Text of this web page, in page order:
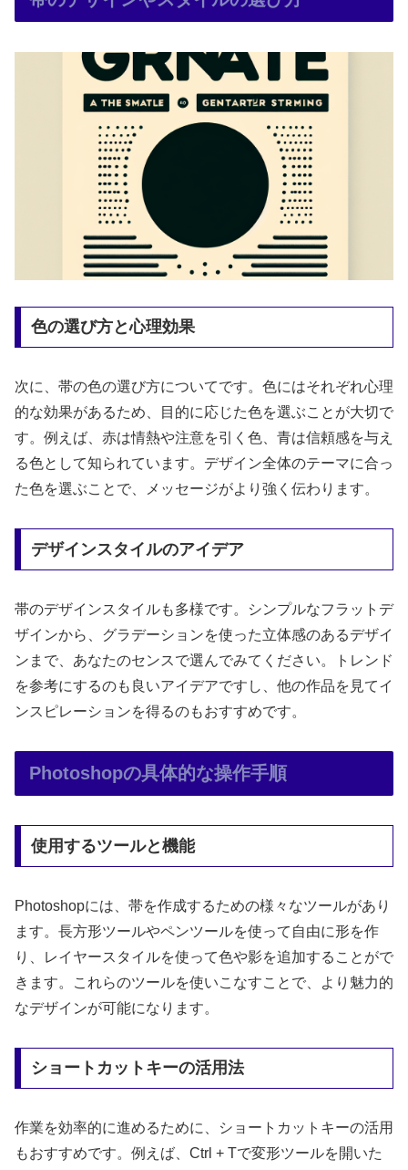
色の選び方と心理効果
次に、帯の色の選び方についてです。色にはそれぞれ心理
的な効果があるため、目的に応じた色を選ぶことが大切で
す。例えば、赤は情熱や注意を引く色、青は信頼感を与え
る色として知られています。デザイン全体のテーマに合っ
た色を選ぶことで、メッセージがより強く伝わります。
デザインスタイルのアイデア
帯のデザインスタイルも多様です。シンプルなフラットデ
ザインから、グラデーションを使った立体感のあるデザイ
ンまで、あなたのセンスで選んでみてください。トレンド
を参考にするのも良いアイデアですし、他の作品を見てイ
ンスピレーションを得るのもおすすめです。
Photoshopの具体的な操作手順
使用するツールと機能
Photoshopには、帯を作成するための様々なツールがあり
ます。長方形ツールやペンツールを使って自由に形を作
り、レイヤースタイルを使って色や影を追加することがで
きます。これらのツールを使いこなすことで、より魅力的
なデザインが可能になります。
ショートカットキーの活用法
作業を効率的に進めるために、ショートカットキーの活用
もおすすめです。例えば、Ctrl + Tで変形ツールを開いた